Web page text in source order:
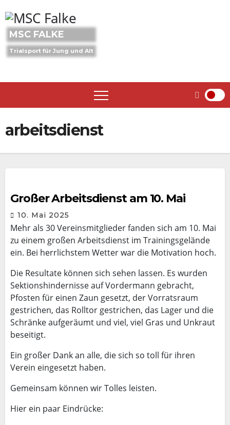
to
content
MSC FALKE
Trialsport für Jung und Alt
arbeitsdienst
Großer Arbeitsdienst am 10. Mai
10. Mai 2025
Mehr als 30 Vereinsmitglieder fanden sich am 10. Mai
zu einem großen Arbeitsdienst im Trainingsgelände
ein. Bei herrlichstem Wetter war die Motivation hoch.
Die Resultate können sich sehen lassen. Es wurden
Sektionshindernisse auf Vordermann gebracht,
Pfosten für einen Zaun gesetzt, der Vorratsraum
gestrichen, das Rolltor gestrichen, das Lager und die
Schränke aufgeräumt und viel, viel Gras und Unkraut
beseitigt.
Ein großer Dank an alle, die sich so toll für ihren
Verein eingesetzt haben.
Gemeinsam können wir Tolles leisten.
Hier ein paar Eindrücke: